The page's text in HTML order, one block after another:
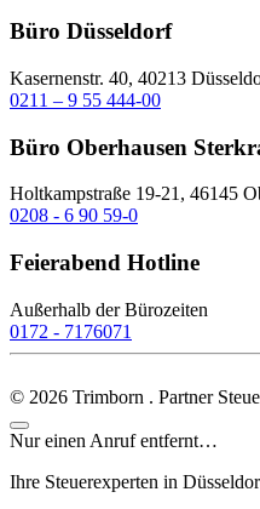
Büro Düsseldorf
Kasernenstr. 40, 40213
0211 – 9 55 444-00
Büro Oberhausen
Holtkampstraße 19-21, 46145
0208 - 6 90 59-0
Feierabend Hotline
Außerhalb der Bürozeiten
0172 - 7176071
© 2026 Trimborn . Partner
Nur einen Anruf entfernt…
Ihre Steuerexperten in